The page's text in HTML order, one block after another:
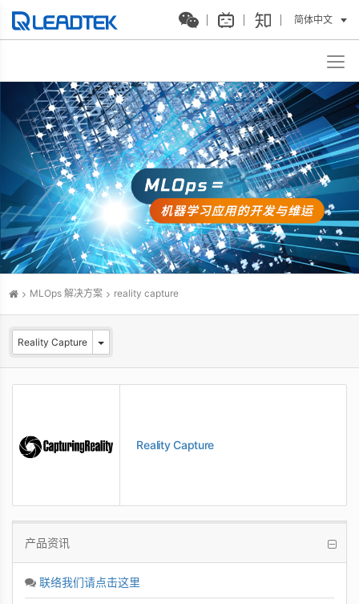
简体中文
MLOps 解决方案 reality capture
Reality Capture
Reality Capture
产品资讯
联络我们请点击这里